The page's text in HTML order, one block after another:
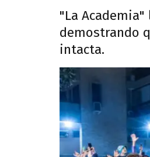
"La
demostrando
intacta.